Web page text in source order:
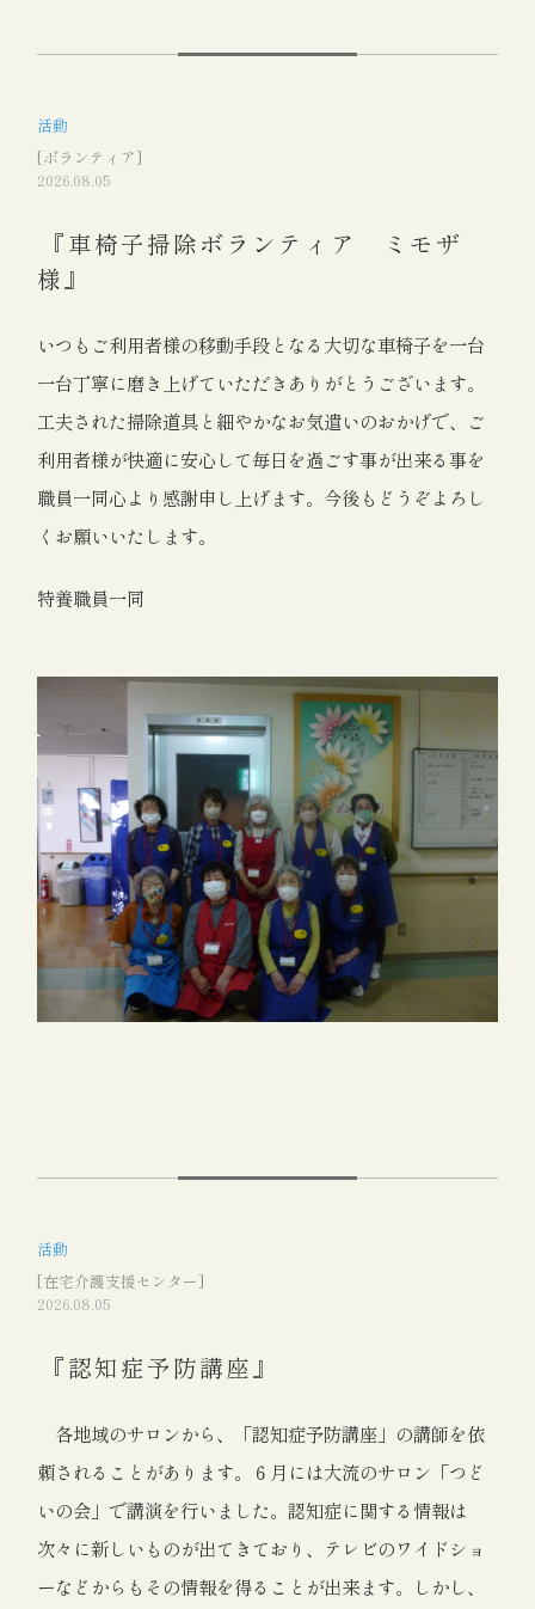
活動
[ボランティア]
2026.08.05
『車椅子掃除ボランティア ミモザ
様』
いつもご利用者様の移動手段となる大切な車椅子を一台
一台丁寧に磨き上げていただきありがとうございます。
工夫された掃除道具と細やかなお気遣いのおかげで、ご
利用者様が快適に安心して毎日を過ごす事が出来る事を
職員一同心より感謝申し上げます。今後もどうぞよろし
くお願いいたします。
特養職員一同
活動
[在宅介護支援センター]
2026.08.05
『認知症予防講座』
各地域のサロンから、「認知症予防講座」の講師を依
頼されることがあります。６月には大流のサロン「つど
いの会」で講演を行いました。認知症に関する情報は
次々に新しいものが出てきており、テレビのワイドショ
ーなどからもその情報を得ることが出来ます。しかし、